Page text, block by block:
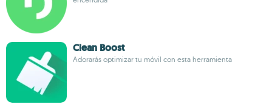
Clean Boost
Adorarás optimizar tu móvil con esta herramienta